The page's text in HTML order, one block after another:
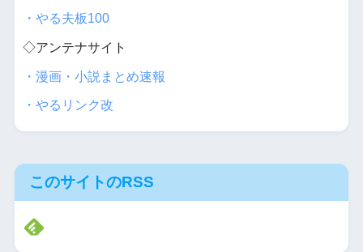
・やる夫板100
◇アンテナサイト
・漫画・小説まとめ速報
・やるリンク改
このサイトのRSS